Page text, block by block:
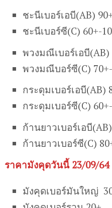
ชะนีเบอร์เอบี(AB)
ชะนีเบอร์ซี(C) 60+-
พวงมณีเบอร์เอบี
พวงมณีบอร์ซี(C)
กระดุมเบอร์เอบี(AB)
กระดุมเบอร์ซี(C)
ก้านยาวเบอร์เอบี
ก้านยาวเบอร์ซี(C)
ราคามังคุดวันนี้ 23/09/64
มังคุดเบอร์มันใหญ่